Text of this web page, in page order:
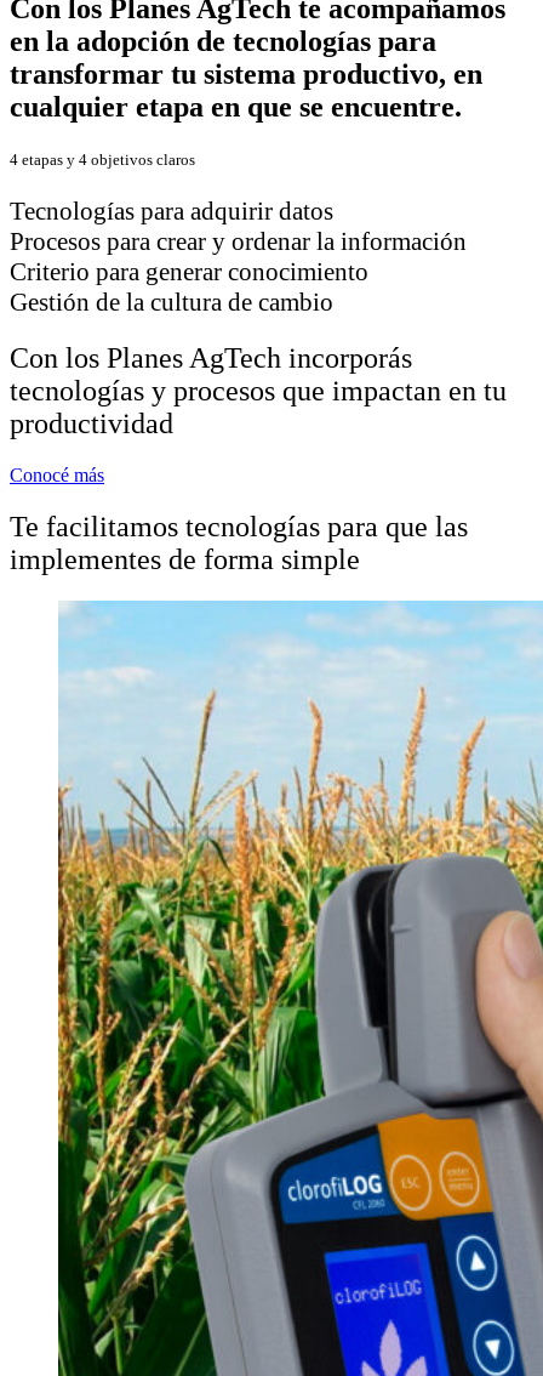
Con los Planes AgTech te acompañamos
en la adopción de tecnologías para
transformar tu sistema productivo, en
cualquier etapa en que se encuentre.
4 etapas y 4 objetivos claros
Tecnologías para adquirir datos
Procesos para crear y ordenar la información
Criterio para generar conocimiento
Gestión de la cultura de cambio
Con los Planes AgTech incorporás
tecnologías y procesos que impactan en tu
productividad
Conocé más
Te facilitamos tecnologías para que las
implementes de forma simple